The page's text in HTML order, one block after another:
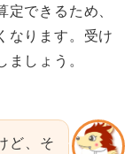
定できるため、
なります。受け
しょう。
ど、そ